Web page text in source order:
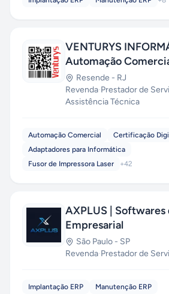
Laravel, Python e Cloud
prazos enxutos e
startup que valida uma
que precisa modernizar seu
entrega. Fale com a gente
acelerar seu próximo
VENTURYS
Automação
Resende - RJ
Revenda·Prestador de
Assistência Técnica
Automação Comercial
Certificação
Adaptadores para Informática
Fusor de Impressora Laser
+42
AXPLUS | Softwares
Empresarial
São Paulo - SP
Revenda·Prestador de
Implantação ERP
Manutenção ERP